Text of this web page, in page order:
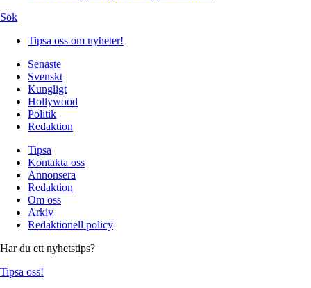
Sök
Tipsa oss om nyheter!
Senaste
Svenskt
Kungligt
Hollywood
Politik
Redaktion
Tipsa
Kontakta oss
Annonsera
Redaktion
Om oss
Arkiv
Redaktionell policy
Har du ett nyhetstips?
Tipsa oss!